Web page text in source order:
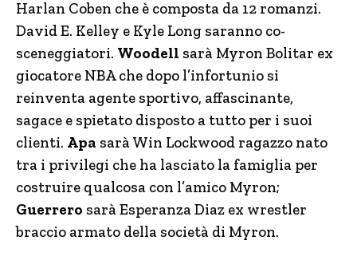
Harlan Coben che è composta da 12 romanzi.
David E. Kelley e Kyle Long saranno co-
sceneggiatori. Woodell sarà Myron Bolitar ex
giocatore NBA che dopo l’infortunio si
reinventa agente sportivo, affascinante,
sagace e spietato disposto a tutto per i suoi
clienti. Apa sarà Win Lockwood ragazzo nato
tra i privilegi che ha lasciato la famiglia per
costruire qualcosa con l’amico Myron;
Guerrero sarà Esperanza Diaz ex wrestler
braccio armato della società di Myron.